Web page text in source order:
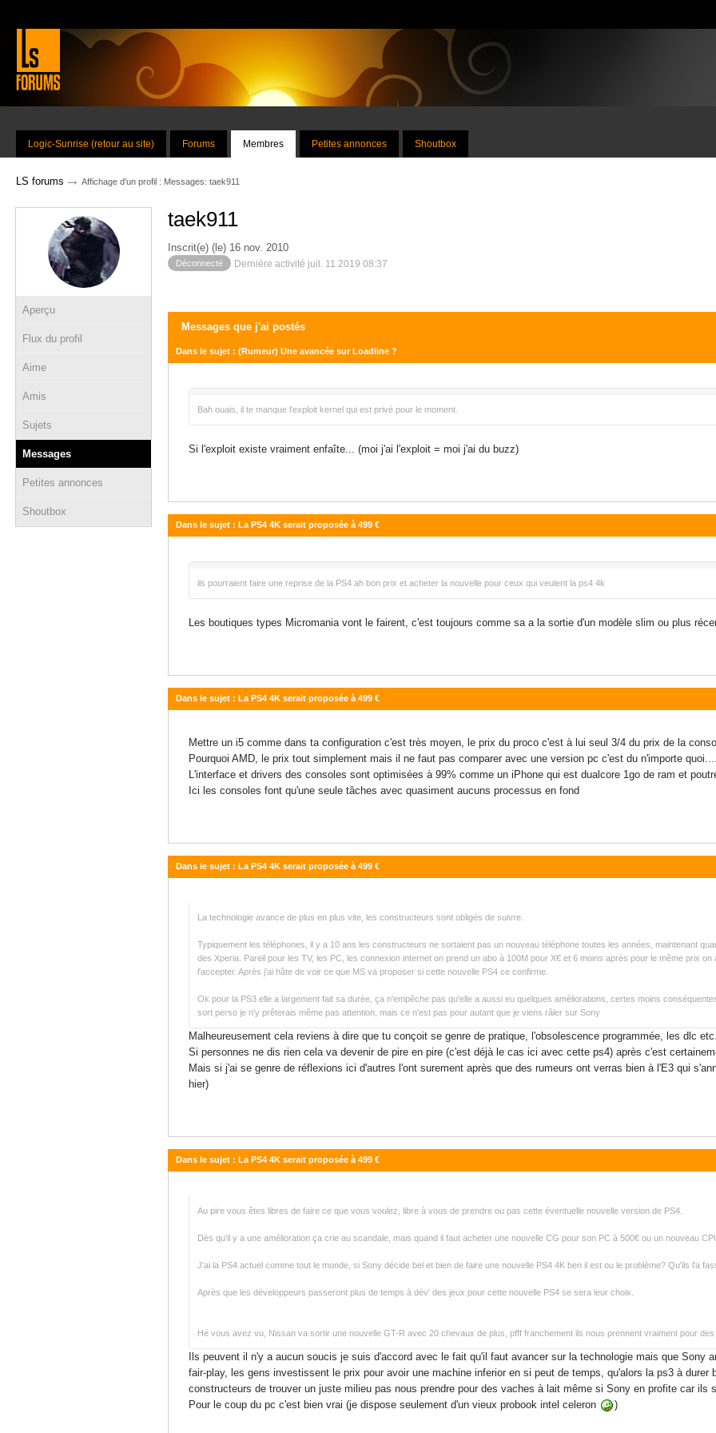
Logic-Sunrise (retour au site) Forums Membres Petites annonces Shoutbox
LS forums → Affichage d'un profil : Messages: taek911
Aperçu
Flux du profil
Aime
Amis
Sujets
Messages
Petites annonces
Shoutbox
taek911
Inscrit(e) (le) 16 nov. 2010
Déconnecté Dernière activité juil. 11 2019 08:37
Messages que j'ai postés
Dans le sujet : (Rumeur) Une avancée sur Loadiine ?
Bah ouais, il te manque l'exploit kernel qui est privé pour le moment.
Si l'exploit existe vraiment enfaîte... (moi j'ai l'exploit = moi j'ai du buzz)
Dans le sujet : La PS4 4K serait proposée à 499 €
ils pourraient faire une reprise de la PS4 ah bon prix et acheter la nouvelle pour ceux qui veulent la ps4 4k
Les boutiques types Micromania vont le fairent, c'est toujours comme sa a la sortie d'un modèle slim ou plus
Dans le sujet : La PS4 4K serait proposée à 499 €
Mettre un i5 comme dans ta configuration c'est très moyen, le prix du proco c'est à lui seul 3/4 du prix de la
Pourquoi AMD, le prix tout simplement mais il ne faut pas comparer avec une version pc c'est du n'importe
L'interface et drivers des consoles sont optimisées à 99% comme un iPhone qui est dualcore 1go de ram et
Ici les consoles font qu'une seule tâches avec quasiment aucuns processus en fond
Dans le sujet : La PS4 4K serait proposée à 499 €
La technologie avance de plus en plus vite, les constructeurs sont obligés de suivre.
Typiquement les téléphones, il y a 10 ans les constructeurs ne sortaient pas un nouveau téléphone toutes les années, maintenant
des Xperia. Pareil pour les TV, les PC, les connexion internet on prend un abo à 100M pour X€ et 6 moins après pour le même prix
l'accepter. Après j'ai hâte de voir ce que MS va proposer si cette nouvelle PS4 ce confirme.
Ok pour la PS3 elle a largement fait sa durée, ça n'empêche pas qu'elle a aussi eu quelques améliorations, certes moins
sort perso je n'y prêterais même pas attention, mais ce n'est pas pour autant que je viens râler sur Sony
Malheureusement cela reviens à dire que tu conçoit se genre de pratique, l'obsolescence programmée, les dlc
Si personnes ne dis rien cela va devenir de pire en pire (c'est déjà le cas ici avec cette ps4) après c'est
Mais si j'ai se genre de réflexions ici d'autres l'ont surement après que des rumeurs ont verras bien à l'E3 qui
hier)
Dans le sujet : La PS4 4K serait proposée à 499 €
Au pire vous êtes libres de faire ce que vous voulez, libre à vous de prendre ou pas cette éventuelle nouvelle version de PS4.
Dès qu'il y a une amélioration ça crie au scandale, mais quand il faut acheter une nouvelle CG pour son PC à 500€ ou un nouveau
J'ai la PS4 actuel comme tout le monde, si Sony décide bel et bien de faire une nouvelle PS4 4K ben il est ou le problème? Qu'ils l'a
Après que les développeurs passeront plus de temps à dév' des jeux pour cette nouvelle PS4 se sera leur choix.
Hé vous avez vu, Nissan va sortir une nouvelle GT-R avec 20 chevaux de plus, pfff franchement ils nous prennent vraiment pour
Ils peuvent il n'y a aucun soucis je suis d'accord avec le fait qu'il faut avancer sur la technologie mais que
fair-play, les gens investissent le prix pour avoir une machine inferior en si peut de temps, qu'alors la ps3 à
constructeurs de trouver un juste milieu pas nous prendre pour des vaches à lait même si Sony en profite car ils
Pour le coup du pc c'est bien vrai (je dispose seulement d'un vieux probook intel celeron
)